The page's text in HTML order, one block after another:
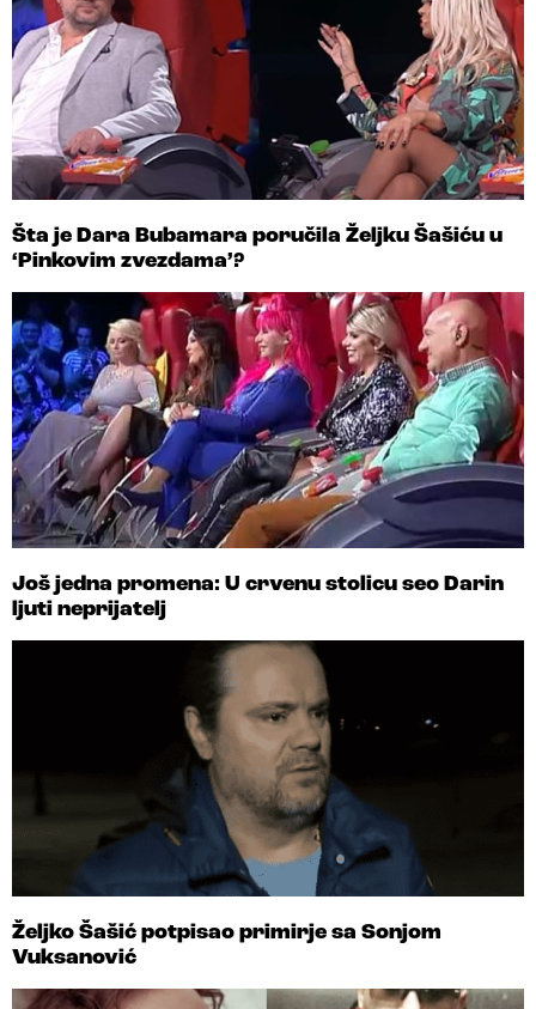
Šta je Dara Bubamara poručila Željku Šašiću u
‘Pinkovim zvezdama’?
Još jedna promena: U crvenu stolicu seo Darin
ljuti neprijatelj
Željko Šašić potpisao primirje sa Sonjom
Vuksanović